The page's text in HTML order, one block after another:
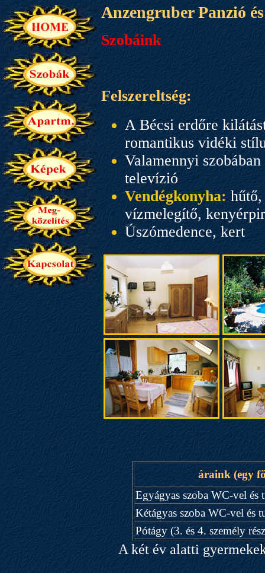
Anzengruber Panzió
Szobáink
Felszereltség:
A Bécsi erdőre
romantikus vidéki
Valamennyi
televízió
Vendégkonyha:
vízmelegítő,
Úszómedence, kert
áraink (egy
Egyágyas szoba WC-vel és
Kétágyas szoba WC-vel és
Pótágy (3. és 4. személy
A két év alatti